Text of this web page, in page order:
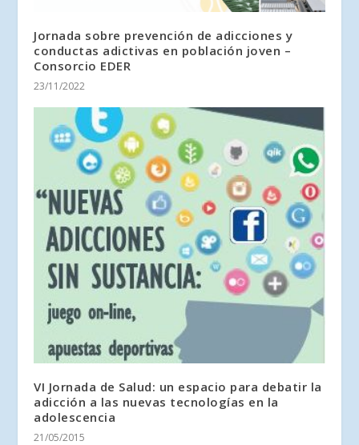
Jornada sobre prevención de adicciones y
conductas adictivas en población joven –
Consorcio EDER
23/11/2022
VI Jornada de Salud: un espacio para debatir la
adicción a las nuevas tecnologías en la
adolescencia
21/05/2015